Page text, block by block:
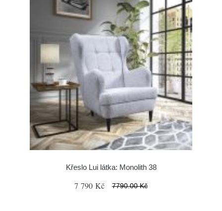
Křeslo Lui látka: Monolith 38
7 790 Kč 7790.00 Kč